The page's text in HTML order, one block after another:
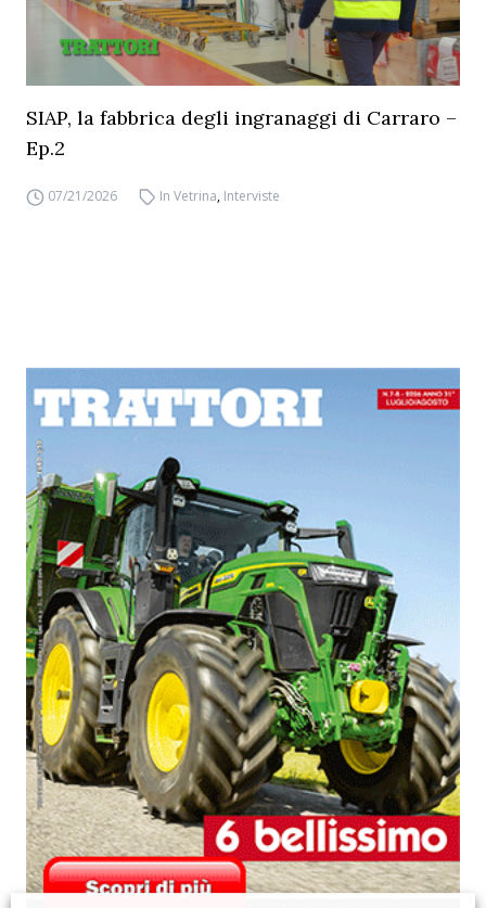
SIAP, la fabbrica degli ingranaggi di Carraro –
Ep.2
07/21/2026 In Vetrina, Interviste